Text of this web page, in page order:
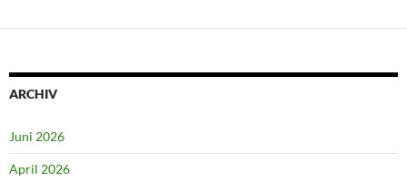
ARCHIV
Juni 2026
April 2026